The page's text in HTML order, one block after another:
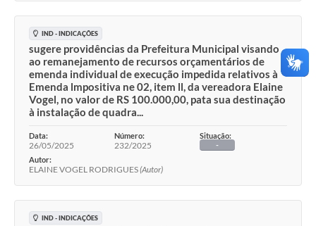
IND - INDICAÇÕES
sugere providências da Prefeitura Municipal visando
ao remanejamento de recursos orçamentários de
emenda individual de execução impedida relativos à
Emenda lmpositiva ne 02, item ll, da vereadora Elaine
Vogel, no valor de RS 100.000,00, pata sua destinação
à instalação de quadra...
Data:
26/05/2025
Número:
232/2025
Situação:
-
Autor:
ELAINE VOGEL RODRIGUES(Autor)
IND - INDICAÇÕES